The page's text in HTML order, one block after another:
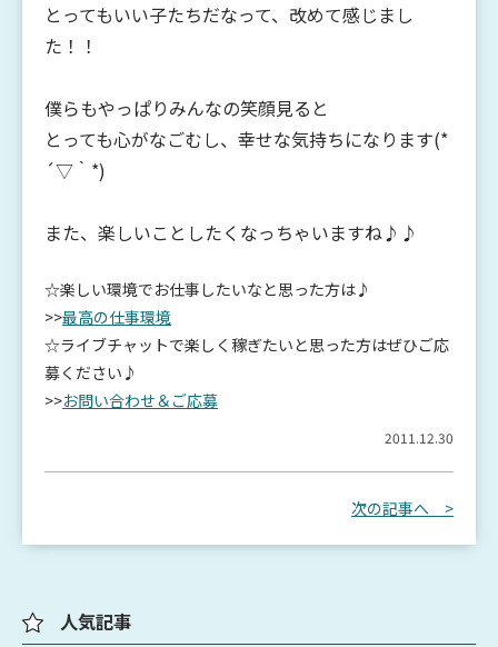
とってもいい子たちだなって、改めて感じまし
た！！
僕らもやっぱりみんなの笑顔見ると
とっても心がなごむし、幸せな気持ちになります(*
´▽｀*)
また、楽しいことしたくなっちゃいますね♪♪
☆楽しい環境でお仕事したいなと思った方は♪
>>最高の仕事環境
☆ライブチャットで楽しく稼ぎたいと思った方はぜひご応
募ください♪
>>お問い合わせ＆ご応募
2011.12.30
次の記事へ >
人気記事